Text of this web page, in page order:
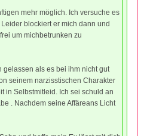
mehr möglich. Ich versuche es
blockiert er mich dann und
um michbetrunken zu
gelassen als es bei ihm nicht gut
seinem narzisstischen Charakter
in Selbstmitleid. Ich sei schuld an
. Nachdem seine Affäreans Licht